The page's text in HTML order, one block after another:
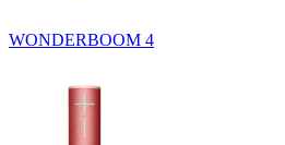
WONDERBOOM 4